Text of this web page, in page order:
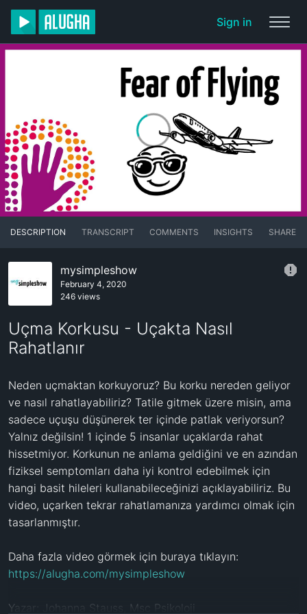
Sign in
DESCRIPTION TRANSCRIPT COMMENTS INSIGHTS SHARE
mysimpleshow
February 4, 2020
246 views
Uçma Korkusu - Uçakta Nasıl
Rahatlanır
Neden uçmaktan korkuyoruz? Bu korku nereden geliyor
ve nasıl rahatlayabiliriz? Tatile gitmek üzere misin, ama
sadece uçuşu düşünerek ter içinde patlak veriyorsun?
Yalnız değilsin! 1 içinde 5 insanlar uçaklarda rahat
hissetmiyor. Korkunun ne anlama geldiğini ve en azından
fiziksel semptomları daha iyi kontrol edebilmek için
hangi basit hileleri kullanabileceğinizi açıklayabiliriz. Bu
video, uçarken tekrar rahatlamanıza yardımcı olmak için
tasarlanmıştır.
https://alugha.com/mysimpleshow
Yazar: Johanna Stauss, Msc Psikoloji